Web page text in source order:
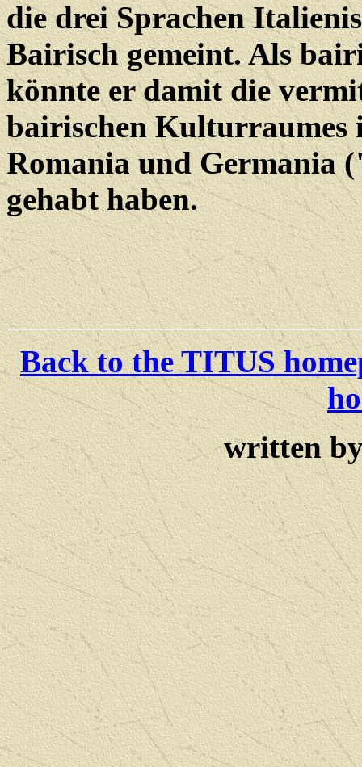
die drei Sprachen
Bairisch gemeint. Als
könnte er damit die
bairischen Kulturraumes
Romania und Germania
gehabt haben.
Back to the TITUS
written